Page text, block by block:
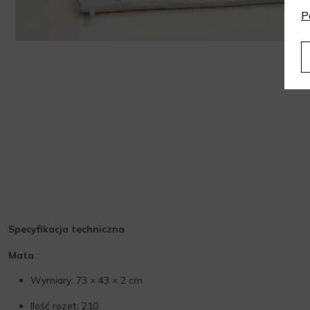
Specyfikacja techniczna
Mata :
Wymiary: 73 × 43 × 2 cm
Ilość rozet: 210